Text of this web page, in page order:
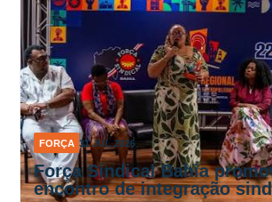
FORÇA 31 JUL 2026
Força Sindical Bahia
encontro de integração